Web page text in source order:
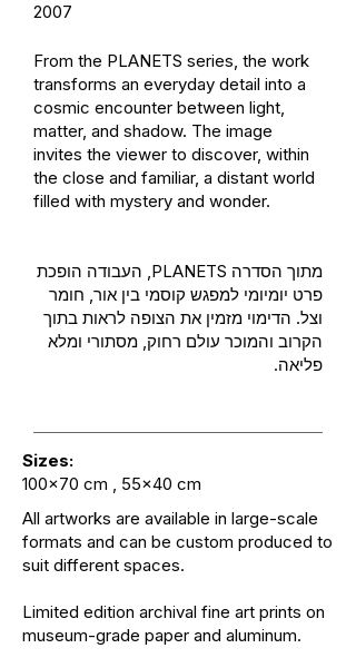
2007
From the PLANETS series, the work
transforms an everyday detail into a
cosmic encounter between light,
matter, and shadow. The image
invites the viewer to discover, within
the close and familiar, a distant world
filled with mystery and wonder.
מתוך הסדרה PLANETS, העבודה הופכת
פרט יומיומי למפגש קוסמי בין אור, חומר
וצל. הדימוי מזמין את הצופה לראות בתוך
הקרוב והמוכר עולם רחוק, מסתורי ומלא
פליאה.
Sizes:
100x70 cm , 55x40 cm
All artworks are available in large-scale
formats and can be custom produced to
suit different spaces.
Limited edition archival fine art prints on
museum-grade paper and aluminum.